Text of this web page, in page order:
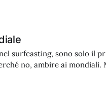
surfcasting, sono solo il
no, ambire ai mondiali.